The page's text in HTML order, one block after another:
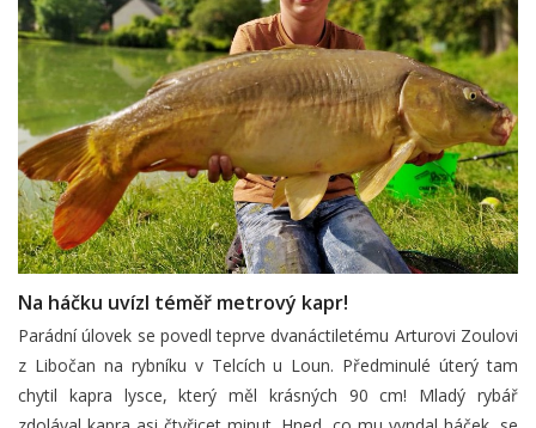
Na háčku uvízl téměř metrový kapr!
Parádní úlovek se povedl teprve dvanáctiletému Arturovi Zoulovi
z Libočan na rybníku v Telcích u Loun. Předminulé úterý tam
chytil kapra lysce, který měl krásných 90 cm! Mladý rybář